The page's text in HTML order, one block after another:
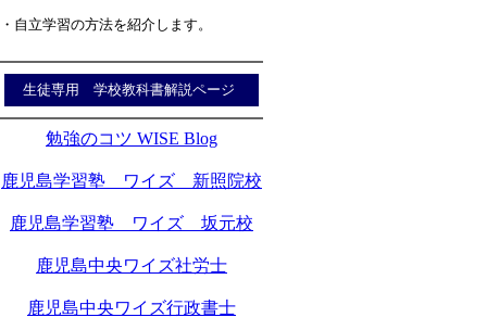
・自立学習の方法を紹介します。
生徒専用 学校教科書解説ページ
勉強のコツ WISE Blog
鹿児島学習塾 ワイズ 新照院校
鹿児島学習塾 ワイズ 坂元校
鹿児島中央ワイズ社労士
鹿児島中央ワイズ行政書士